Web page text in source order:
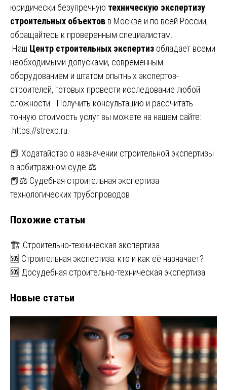
юридически безупречную техническую экспертизу
строительных объектов в Москве и по всей России,
обращайтесь к проверенным специалистам.
Наш Центр строительных экспертиз обладает всеми
необходимыми допусками, современным
оборудованием и штатом опытных экспертов-
строителей, готовых провести исследование любой
сложности. Получить консультацию и рассчитать
точную стоимость услуг вы можете на нашем сайте:
https://strexp.ru
Навигация
по
записям
📕 Ходатайство о назначении строительной экспертизы
в арбитражном суде ⚖️
📕⚖️ Судебная строительная экспертиза
технологических трубопроводов
Похожие статьи
🏗️ Строительно-техническая экспертиза
🆘 Строительная экспертиза: кто и как её назначает?
🆘 Досудебная строительно-техническая экспертиза
Новые статьи